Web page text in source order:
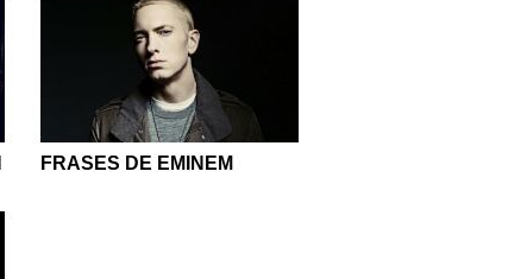
FRASES DE EMINEM